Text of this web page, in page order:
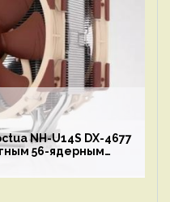
NH-U14S DX-4677
56-ядерным